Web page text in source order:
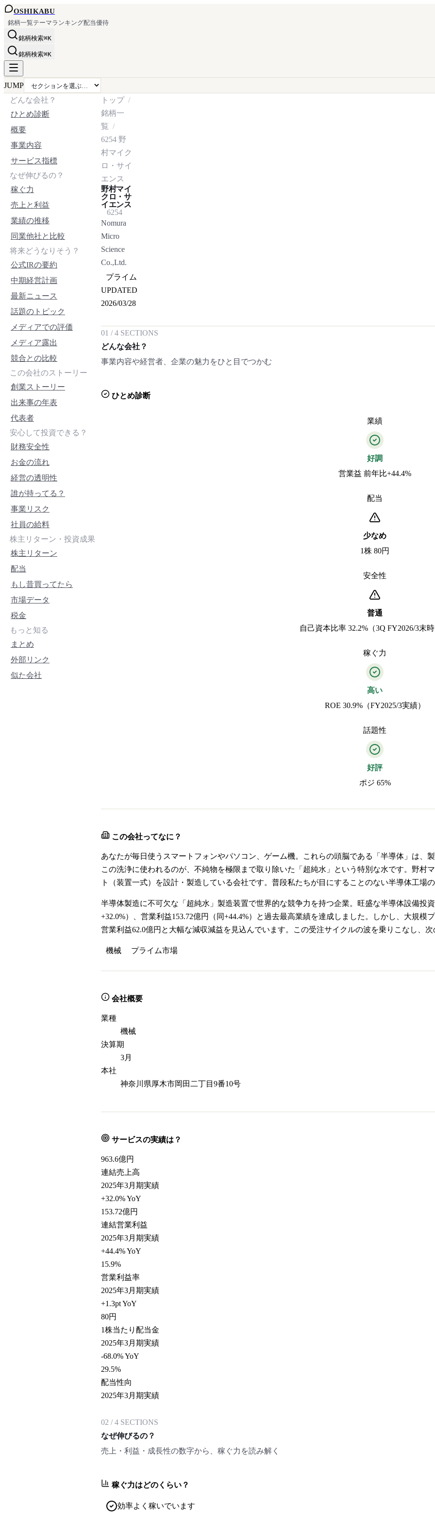
OSHIKABU
銘柄一覧テーマランキング配当優待
銘柄検索⌘K
銘柄検索⌘K
JUMP
どんな会社？
ひとめ診断
概要
事業内容
サービス指標
なぜ伸びるの？
稼ぐ力
売上と利益
業績の推移
同業他社と比較
将来どうなりそう？
公式IRの要約
中期経営計画
最新ニュース
話題のトピック
メディアでの評価
メディア露出
競合との比較
この会社のストーリー
創業ストーリー
出来事の年表
代表者
安心して投資できる？
財務安全性
お金の流れ
経営の透明性
誰が持ってる？
事業リスク
社員の給料
株主リターン・投資成果
株主リターン
配当
もし昔買ってたら
市場データ
税金
もっと知る
まとめ
外部リンク
似た会社
トップ
銘柄一
覧
6254 野
村マイク
ロ・サイ
エンス
野村マイ
クロ・サ
イエンス
6254
Nomura
Micro
Science
Co.,Ltd.
プライム
UPDATED
2026/03/28
01 /4 SECTIONS
どんな会社？
事業内容や経営者、企業の魅力をひと目でつかむ
ひとめ診断
業績
好調
営業益 前年比+44.4%
配当
少なめ
1株 80円
安全性
普通
自己資本比率 32.2%（3Q FY2026/3末
稼ぐ力
高い
ROE 30.9%（FY2025/3実績）
話題性
好評
ポジ 65%
この会社ってなに？
あなたが毎日使うスマートフォンやパソコン、ゲーム機。これらの頭脳である「半導体」は、
この洗浄に使われるのが、不純物を極限まで取り除いた「超純水」という特別な水です。野村
ト（装置一式）を設計・製造している会社です。普段私たちが目にすることのない半導体工場
半導体製造に不可欠な「超純水」製造装置で世界的な競争力を持つ企業。旺盛な半導体設備投
+32.0%）、営業利益153.72億円（同+44.4%）と過去最高業績を達成しました。しかし、大規模
営業利益62.0億円と大幅な減収減益を見込んでいます。この受注サイクルの波を乗りこなし、
機械 プライム市場
会社概要
業種
機械
決算期
3月
本社
神奈川県厚木市岡田二丁目9番10号
サービスの実績は？
963.6億円
連結売上高
2025年3月期実績
+32.0% YoY
153.72億円
連結営業利益
2025年3月期実績
+44.4% YoY
15.9%
営業利益率
2025年3月期実績
+1.3pt YoY
80円
1株当たり配当金
2025年3月期実績
-68.0% YoY
29.5%
配当性向
2025年3月期実績
02 /4 SECTIONS
なぜ伸びるの？
売上・利益・成長性の数字から、稼ぐ力を読み解く
稼ぐ力はどのくらい？
効率よく稼いでいます